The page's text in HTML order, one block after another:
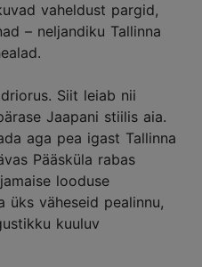
vaheldust pargid,
– neljandiku Tallinna
Siit leiab nii
Jaapani stiilis aia.
aga pea igast Tallinna
Pääsküla rabas
looduse
üks väheseid pealinnu,
kuuluv